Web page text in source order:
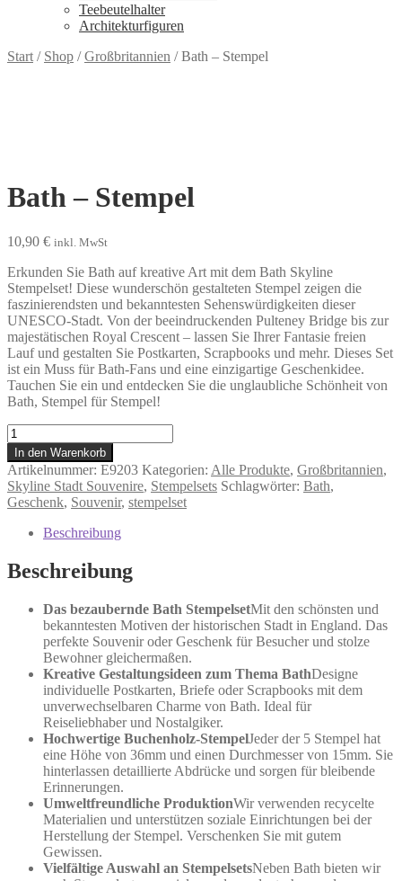
Teebeutelhalter
Architekturfiguren
Start / Shop /Großbritannien /Bath – Stempel
Bath – Stempel
10,90 € inkl. MwSt
Erkunden Sie Bath auf kreative Art mit dem Bath Skyline
Stempelset! Diese wunderschön gestalteten Stempel zeigen die
faszinierendsten und bekanntesten Sehenswürdigkeiten dieser
UNESCO-Stadt. Von der beeindruckenden Pulteney Bridge bis zur
majestätischen Royal Crescent – lassen Sie Ihrer Fantasie freien
Lauf und gestalten Sie Postkarten, Scrapbooks und mehr. Dieses Set
ist ein Muss für Bath-Fans und eine einzigartige Geschenkidee.
Tauchen Sie ein und entdecken Sie die unglaubliche Schönheit von
Bath, Stempel für Stempel!
Bath
-
Stempel
Menge
In den Warenkorb
Artikelnummer: E9203 Kategorien: Alle Produkte, Großbritannien,
Skyline Stadt Souvenire, Stempelsets Schlagwörter: Bath,
Geschenk, Souvenir, stempelset
Beschreibung
Beschreibung
Das bezaubernde Bath StempelsetMit den schönsten und
bekanntesten Motiven der historischen Stadt in England. Das
perfekte Souvenir oder Geschenk für Besucher und stolze
Bewohner gleichermaßen.
Kreative Gestaltungsideen zum Thema BathDesigne
individuelle Postkarten, Briefe oder Scrapbooks mit dem
unverwechselbaren Charme von Bath. Ideal für
Reiseliebhaber und Nostalgiker.
Hochwertige Buchenholz-StempelJeder der 5 Stempel hat
eine Höhe von 36mm und einen Durchmesser von 15mm. Sie
hinterlassen detaillierte Abdrücke und sorgen für bleibende
Erinnerungen.
Umweltfreundliche ProduktionWir verwenden recycelte
Materialien und unterstützen soziale Einrichtungen bei der
Herstellung der Stempel. Verschenken Sie mit gutem
Gewissen.
Vielfältige Auswahl an StempelsetsNeben Bath bieten wir